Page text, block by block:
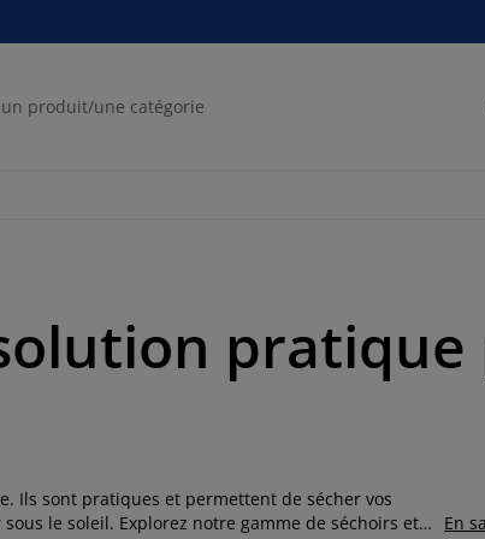
Ils sont pratiques et permettent de sécher vos
le soleil. Explorez notre gamme de séchoirs et
En